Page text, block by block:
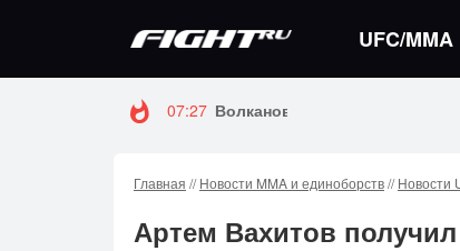
UFC/MMA
07:27 Волкановски и Евлоев
Главная //Новости MMA и единоборств//Новости
Артем Вахитов получил